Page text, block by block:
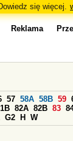
się więcej.
Reklama
57 58A 58B 59
82A 82B 83
G2 H W